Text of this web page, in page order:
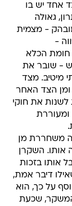
אחד יש בו
גאולה
- מצמית
-
חומת הכלא
- שובר את
מיטיב. מצד
ומן הצד האחר
את חוקי
משחררת מן
אותו. השקרן
אותו בזכות
דיבר אמת,
על כך, הוא
המשקר, שכעת